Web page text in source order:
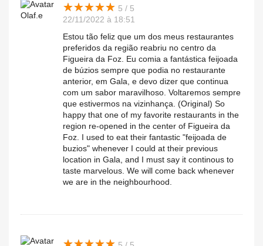
Olaf.e
★★★★★
★★★★★ 5 / 5
22/11/2022 à 18:51
Estou tão feliz que um dos meus restaurantes
preferidos da região reabriu no centro da
Figueira da Foz. Eu comia a fantástica feijoada
de búzios sempre que podia no restaurante
anterior, em Gala, e devo dizer que continua
com um sabor maravilhoso. Voltaremos sempre
que estivermos na vizinhança. (Original) So
happy that one of my favorite restaurants in the
region re-opened in the center of Figueira da
Foz. I used to eat their fantastic "feijoada de
buzios" whenever I could at their previous
location in Gala, and I must say it continous to
taste marvelous. We will come back whenever
we are in the neighbourhood.